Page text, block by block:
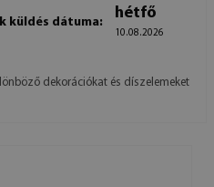
küldés dátuma:
hétfő
10.08.2026
dekorációkat és díszelemeket